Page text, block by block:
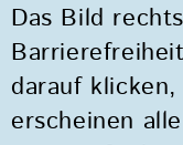
Das Bild
darauf klicken,
erscheinen